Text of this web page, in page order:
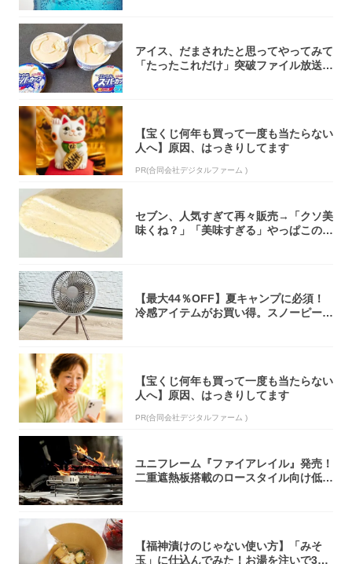
アイス、だまされたと思ってやってみて
「たったこれだけ」突破ファイル放送で
【宝くじ何年も買って一度も当たらない
人へ】原因、はっきりしてます
PR(合同会社デジタルファーム )
セブン、人気すぎて再々販売→「クソ美
味くね？」「美味すぎる」やっぱこのク
【最大44％OFF】夏キャンプに必須！
冷感アイテムがお買い得。スノーピー
【宝くじ何年も買って一度も当たらない
人へ】原因、はっきりしてます
PR(合同会社デジタルファーム )
ユニフレーム『ファイアレイル』発売！
二重遮熱板搭載のロースタイル向け低型
【福神漬けのじゃない使い方】「みそ
玉」に仕込んでみた！お湯を注いで30